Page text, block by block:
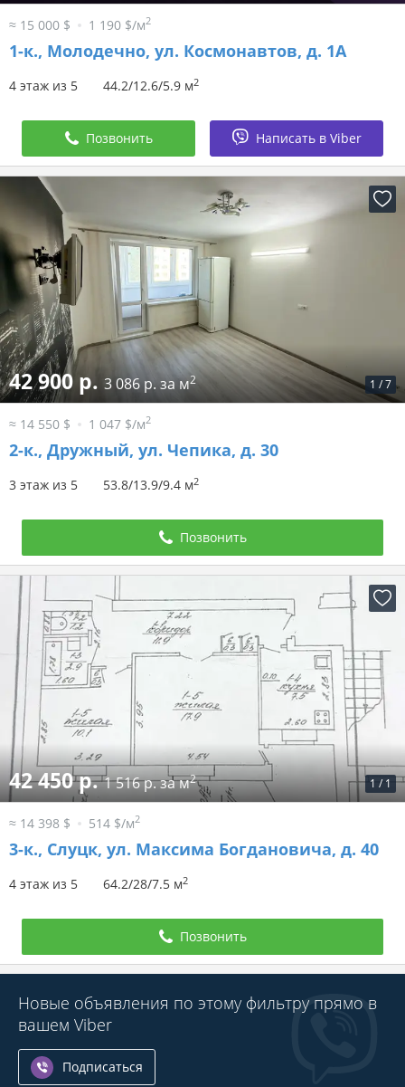
≈ 15 000 $ 1 190 $/м2
1-к., Молодечно, ул. Космонавтов, д. 1А
4 этаж из 5 44.2/12.6/5.9 м2
Позвонить Написать в Viber
1 /7
42 900 р. 3 086 р. за м2
≈ 14 550 $ 1 047 $/м2
2-к., Дружный, ул. Чепика, д. 30
3 этаж из 5 53.8/13.9/9.4 м2
Позвонить
1 / 1
42 450 р.1 516 р. за м2
≈ 14 398 $ 514 $/м2
3-к., Слуцк, ул. Максима Богдановича, д. 40
4 этаж из 5 64.2/28/7.5 м2
Позвонить
Новые объявления по этому фильтру прямо в
вашем Viber
Подписаться